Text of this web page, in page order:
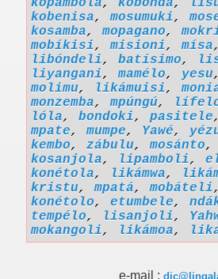
kopambola, kobonda,
kobenisa,mosumuki,
kosamba,mopagano,
mobíkisi,misioni,mísa
libóndeli, batísimo,
liyangani,mamélo, yesu
molimu, likámuisi,
monzemba,mpúngú,
lóla, bondoki, pasitele
mpate,mumpe, Yawé,
kembo, zábulu,mosánto,
kosanjola, lipamboli,
konétola, likámwa,
kristu,mpatá,mobáteli
konétolo, etumbele,
tempélo, lisanjoli,
mokangoli, likámoa,
e-mail :